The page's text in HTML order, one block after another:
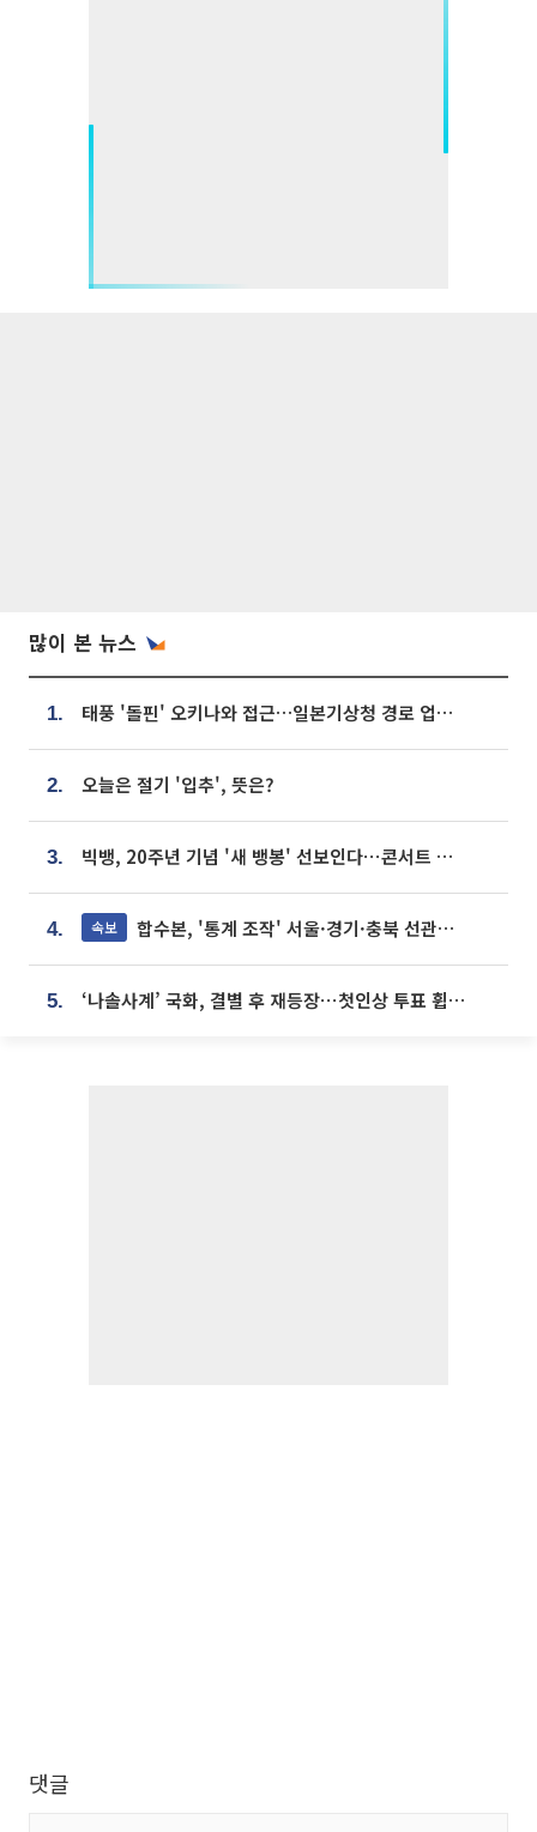
많이 본 뉴스
1. 태풍 '돌핀' 오키나와 접근…일본기상청 경로 업데이트
2. 오늘은 절기 '입추', 뜻은?
3. 빅뱅, 20주년 기념 '새 뱅봉' 선보인다⋯콘서트 앞두고 팝업 개최
4. 속보 합수본, '통계 조작' 서울·경기·충북 선관위 등 추가 압수수색
5. ‘나솔사계’ 국화, 결별 후 재등장⋯첫인상 투표 휩쓸고 ‘인기녀’ 등극
댓글